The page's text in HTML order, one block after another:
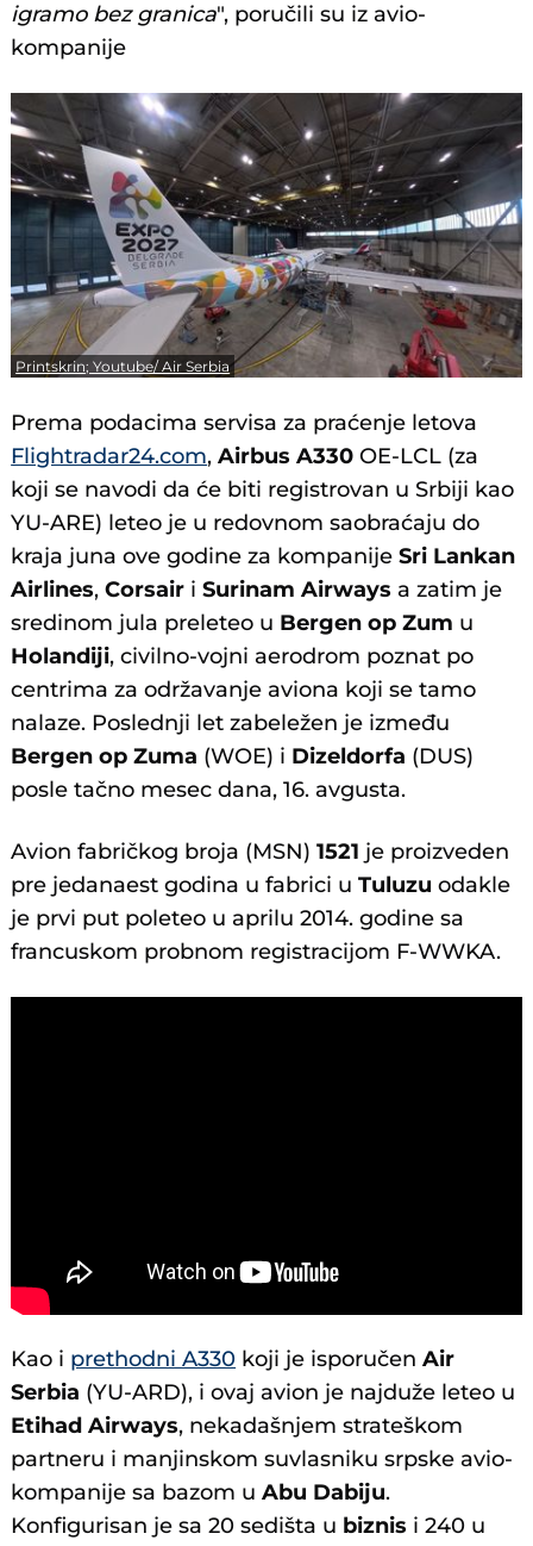
igramo bez granica", poručili su iz avio-
kompanije
Printskrin; Youtube/ Air Serbia
Prema podacima servisa za praćenje letova
Flightradar24.com,Airbus A330OE-LCL (za
koji se navodi da će biti registrovan u Srbiji kao
YU-ARE) leteo je u redovnom saobraćaju do
kraja juna ove godine za kompanijeSri Lankan
Airlines,Corsair iSurinam Airways a zatim je
sredinom jula preleteo u Bergen op Zum u
Holandiji, civilno-vojni aerodrom poznat po
centrima za održavanje aviona koji se tamo
nalaze. Poslednji let zabeležen je između
Bergen op Zuma (WOE) i Dizeldorfa (DUS)
posle tačno mesec dana, 16. avgusta.
Avion fabričkog broja (MSN)1521 je proizveden
pre jedanaest godina u fabrici uTuluzu odakle
je prvi put poleteo u aprilu 2014. godine sa
francuskom probnom registracijom F-WWKA.
Kao i prethodni A330 koji je isporučenAir
Serbia (YU-ARD), i ovaj avion je najduže leteo u
Etihad Airways, nekadašnjem strateškom
partneru i manjinskom suvlasniku srpske avio-
kompanije sa bazom uAbu Dabiju.
Konfigurisan je sa 20 sedišta u biznis i 240 u